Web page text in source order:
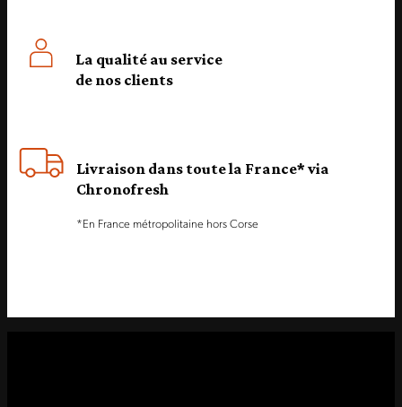
La qualité au service
de nos clients
Livraison dans toute la France* via
Chronofresh
*En France métropolitaine hors Corse